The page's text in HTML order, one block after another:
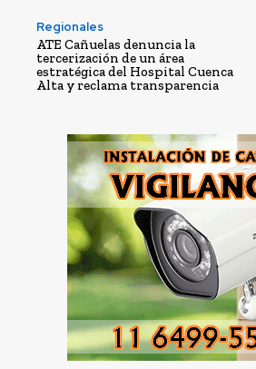
Regionales
ATE Cañuelas denuncia la
tercerización de un área
estratégica del Hospital Cuenca
Alta y reclama transparencia